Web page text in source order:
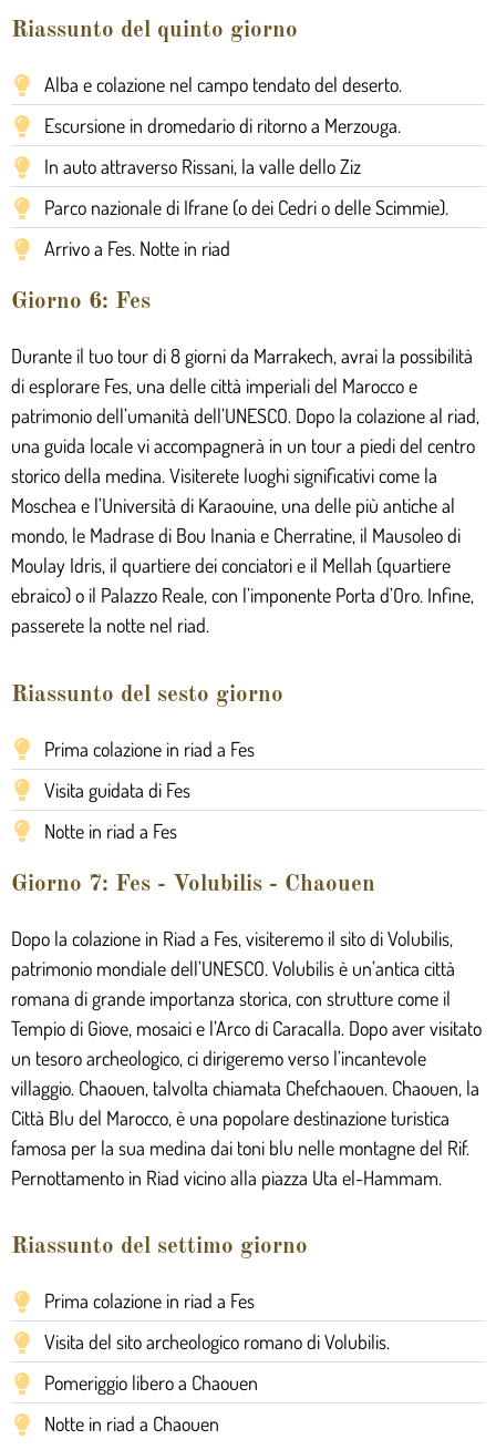
Riassunto del quinto giorno
Alba e colazione nel campo tendato del deserto.
Escursione in dromedario di ritorno a Merzouga.
In auto attraverso Rissani, la valle dello Ziz
Parco nazionale di Ifrane (o dei Cedri o delle Scimmie).
Arrivo a Fes. Notte in riad
Giorno 6: Fes
Durante il tuo tour di 8 giorni da Marrakech, avrai la possibilità
di esplorare Fes, una delle città imperiali del Marocco e
patrimonio dell’umanità dell’UNESCO. Dopo la colazione al riad,
una guida locale vi accompagnerà in un tour a piedi del centro
storico della medina. Visiterete luoghi significativi come la
Moschea e l’Università di Karaouine, una delle più antiche al
mondo, le Madrase di Bou Inania e Cherratine, il Mausoleo di
Moulay Idris, il quartiere dei conciatori e il Mellah (quartiere
ebraico) o il Palazzo Reale, con l’imponente Porta d’Oro. Infine,
passerete la notte nel riad.
Riassunto del sesto giorno
Prima colazione in riad a Fes
Visita guidata di Fes
Notte in riad a Fes
Giorno 7: Fes - Volubilis - Chaouen
Dopo la colazione in Riad a Fes, visiteremo il sito di Volubilis,
patrimonio mondiale dell’UNESCO. Volubilis è un’antica città
romana di grande importanza storica, con strutture come il
Tempio di Giove, mosaici e l’Arco di Caracalla. Dopo aver visitato
un tesoro archeologico, ci dirigeremo verso l’incantevole
villaggio. Chaouen, talvolta chiamata Chefchaouen. Chaouen, la
Città Blu del Marocco, è una popolare destinazione turistica
famosa per la sua medina dai toni blu nelle montagne del Rif.
Pernottamento in Riad vicino alla piazza Uta el-Hammam.
Riassunto del settimo giorno
Prima colazione in riad a Fes
Visita del sito archeologico romano di Volubilis.
Pomeriggio libero a Chaouen
Notte in riad a Chaouen